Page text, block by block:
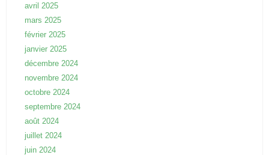
avril 2025
mars 2025
février 2025
janvier 2025
décembre 2024
novembre 2024
octobre 2024
septembre 2024
août 2024
juillet 2024
juin 2024